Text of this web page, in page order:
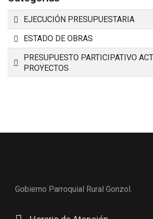
Carpeta
EJECUCIÓN PRESUPUESTARIA
Carpeta
ESTADO DE OBRAS
Carpeta
PRESUPUESTO PARTICIPATIVO
PROYECTOS
Gobierno Parroquial Rural Gonzol.